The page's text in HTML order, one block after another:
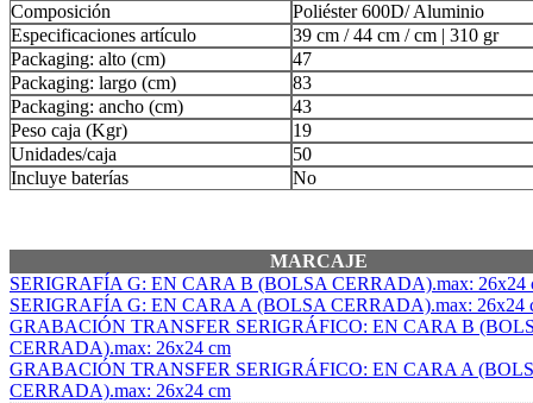
Composición
Poliéster 600D/ Aluminio
Especificaciones artículo
39 cm / 44 cm / cm | 310 gr
Packaging: alto (cm)
47
Packaging: largo (cm)
83
Packaging: ancho (cm)
43
Peso caja (Kgr)
19
Unidades/caja
50
Incluye baterías
No
MARCAJE
SERIGRAFÍA G: EN CARA B (BOLSA CERRADA).max: 26x24
SERIGRAFÍA G: EN CARA A (BOLSA CERRADA).max: 26x24
GRABACIÓN TRANSFER SERIGRÁFICO: EN CARA B
CERRADA).max: 26x24 cm
GRABACIÓN TRANSFER SERIGRÁFICO: EN CARA A
CERRADA).max: 26x24 cm